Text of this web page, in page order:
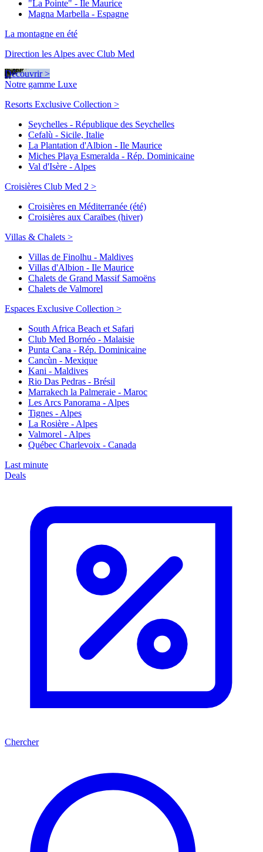
"La Pointe" - Ile Maurice
Magna Marbella - Espagne
La montagne en été
Direction les Alpes avec Club Med
Découvrir >
Notre gamme Luxe
Resorts Exclusive Collection >
Seychelles - République des Seychelles
Cefalù - Sicile, Italie
La Plantation d'Albion - Ile Maurice
Miches Playa Esmeralda - Rép. Dominicaine
Val d'Isère - Alpes
Croisières Club Med 2 >
Croisières en Méditerranée (été)
Croisières aux Caraïbes (hiver)
Villas & Chalets >
Villas de Finolhu - Maldives
Villas d'Albion - Ile Maurice
Chalets de Grand Massif Samoëns
Chalets de Valmorel
Espaces Exclusive Collection >
South Africa Beach et Safari
Club Med Bornéo - Malaisie
Punta Cana - Rép. Dominicaine
Cancùn - Mexique
Kani - Maldives
Rio Das Pedras - Brésil
Marrakech la Palmeraie - Maroc
Les Arcs Panorama - Alpes
Tignes - Alpes
La Rosière - Alpes
Valmorel - Alpes
Québec Charlevoix - Canada
Last minute
Deals
Chercher